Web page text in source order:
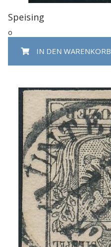
Speising
o
IN DEN WARENKORB